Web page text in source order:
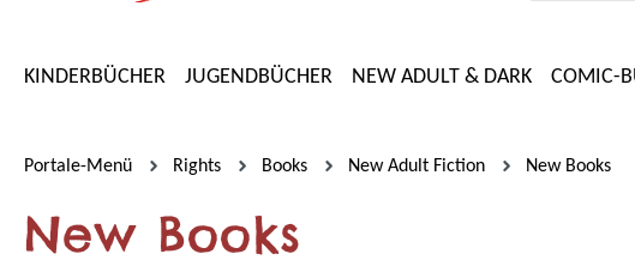
KINDERBÜCHER JUGENDBÜCHER NEW ADULT & DARK COMIC-
Portale-Menü Rights Books New Adult Fiction New Books
New Books